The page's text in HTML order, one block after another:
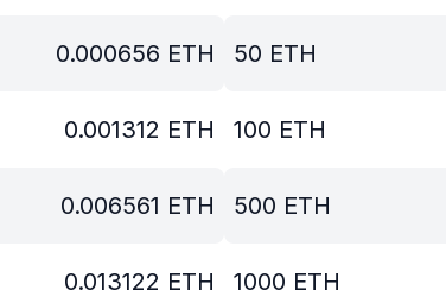
0.000656 ETH
0.001312 ETH
0.006561 ETH
0.013122 ETH
50 ETH
100 ETH
500 ETH
1000 ETH